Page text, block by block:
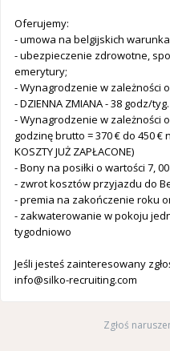
Oferujemy:
- umowa na belgijskich
- ubezpieczenie zdrowotne,
emerytury;
- Wynagrodzenie w zależności
- DZIENNA ZMIANA - 38 godz/tyg.
- Wynagrodzenie w zależności
godzinę brutto = 370 € do 450 €
KOSZTY JUŻ ZAPŁACONE)
- Bony na posiłki o wartości 7,
- zwrot kosztów przyjazdu do
- premia na zakończenie roku
- zakwaterowanie w pokoju
tygodniowo
Jeśli jesteś zainteresowany
info@silko-recruiting.com
Zgłoś